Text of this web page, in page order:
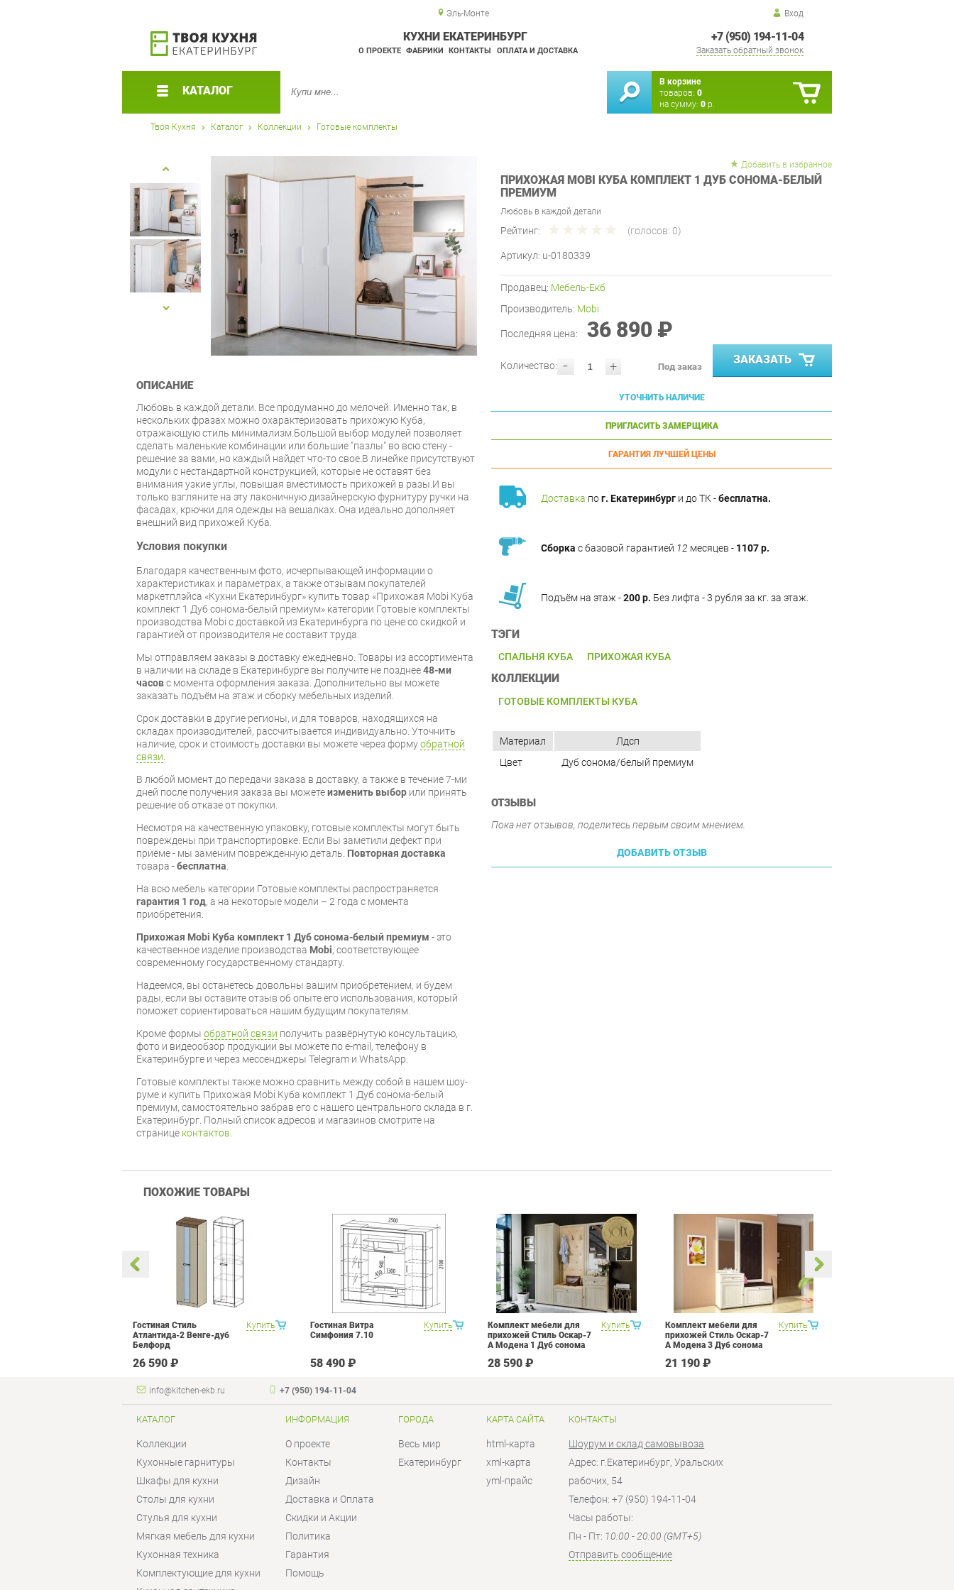
Эль-Монте Вход
+7 (950) 194-11-04
Заказать обратный звонок
КУХНИ ЕКАТЕРИНБУРГ
О ПРОЕКТЕ ФАБРИКИ КОНТАКТЫ ОПЛАТА И ДОСТАВКА
КАТАЛОГ
В корзине
товаров: 0
на сумму: 0 р.
Твоя Кухня Каталог Коллекции Готовые комплекты
Добавить в избранное
ПРИХОЖАЯ MOBI КУБА КОМПЛЕКТ 1 ДУБ СОНОМА-БЕЛЫЙ
ПРЕМИУМ
Любовь в каждой детали
Рейтинг: (голосов: 0)
Артикул: u-0180339
Продавец: Мебель-Екб
Производитель: Mobi
Последняя цена: 36 890 ₽
- +
Количество: Под заказ
ЗАКАЗАТЬ
УТОЧНИТЬ НАЛИЧИЕ
ПРИГЛАСИТЬ ЗАМЕРЩИКА
ГАРАНТИЯ ЛУЧШЕЙ ЦЕНЫ
Доставка пог. Екатеринбург и до ТК -бесплатна.
Сборка с базовой гарантией 12 месяцев - 1107 р.
Подъём на этаж -200 р. Без лифта - 3 рубля за кг. за этаж.
ТЭГИ
СПАЛЬНЯ КУБА ПРИХОЖАЯ КУБА
КОЛЛЕКЦИИ
ГОТОВЫЕ КОМПЛЕКТЫ КУБА
ОПИСАНИЕ
Любовь в каждой детали. Все продуманно до мелочей. Именно так, в
нескольких фразах можно охарактеризовать прихожую Куба,
отражающую стиль минимализм.Большой выбор модулей позволяет
сделать маленькие комбинации или большие "пазлы" во всю стену -
решение за вами, но каждый найдет что-то свое.В линейке присутствуют
модули с нестандартной конструкцией, которые не оставят без
внимания узкие углы, повышая вместимость прихожей в разы.И вы
только взгляните на эту лаконичную дизайнерскую фурнитуру ручки на
фасадах, крючки для одежды на вешалках. Она идеально дополняет
внешний вид прихожей Куба.
Условия покупки
Благодаря качественным фото, исчерпывающей информации о
характеристиках и параметрах, а также отзывам покупателей
маркетплэйса «Кухни Екатеринбург» купить товар «Прихожая Mobi Куба
комплект 1 Дуб сонома-белый премиум» категории Готовые комплекты
производства Mobi с доставкой из Екатеринбурга по цене со скидкой и
гарантией от производителя не составит труда.
Мы отправляем заказы в доставку ежедневно. Товары из ассортимента
в наличии на складе в Екатеринбурге вы получите не позднее48-ми
часовс момента оформления заказа. Дополнительно вы можете
заказать подъём на этаж и сборку мебельных изделий.
Срок доставки в другие регионы, и для товаров, находящихся на
складах производителей, рассчитывается индивидуально. Уточнить
наличие, срок и стоимость доставки вы можете через формуобратной
связи.
В любой момент до передачи заказа в доставку, а также в течение 7-ми
дней после получения заказа вы можетеизменить выбор или принять
решение об отказе от покупки.
Несмотря на качественную упаковку, готовые комплекты могут быть
повреждены при транспортировке. Если Вы заметили дефект при
приёме - мы заменим поврежденную деталь. Повторная доставка
товара -бесплатна.
На всю мебель категории Готовые комплекты распространяется
гарантия 1 год, а на некоторые модели – 2 года с момента
приобретения.
Прихожая Mobi Куба комплект 1 Дуб сонома-белый премиум - это
качественное изделие производства Mobi, соответствующее
современному государственному стандарту.
Надеемся, вы останетесь довольны вашим приобретением, и будем
рады, если вы оставите отзыв об опыте его использования, который
поможет сориентироваться нашим будущим покупателям.
Кроме формы обратной связи получить развёрнутую консультацию,
фото и видеообзор продукции вы можете по e-mail, телефону в
Екатеринбурге и через мессенджеры Telegram и WhatsApp.
Готовые комплекты также можно сравнить между собой в нашем шоу-
руме и купить Прихожая Mobi Куба комплект 1 Дуб сонома-белый
премиум, самостоятельно забрав его с нашего центрального склада в г.
Екатеринбург. Полный список адресов и магазинов смотрите на
странице контактов.
Материал
Лдсп
Цвет
Дуб сонома/белый премиум
ОТЗЫВЫ
Пока нет отзывов, поделитесь первым своим мнением.
ДОБАВИТЬ ОТЗЫВ
ПОХОЖИЕ ТОВАРЫ
Купить
Гостиная Стиль
Атлантида-2 Венге-дуб
Белфорд
26 590 ₽
Купить
Гостиная Витра
Симфония 7.10
58 490 ₽
Купить
Комплект мебели для
прихожей Стиль Оскар-7
А Модена 1 Дуб сонома
28 590 ₽
Купить
Комплект мебели для
прихожей Стиль Оскар-7
А Модена 3 Дуб сонома
21 190 ₽
info@kitchen-ekb.ru +7 (950) 194-11-04
КАТАЛОГ
Коллекции
Кухонные гарнитуры
Шкафы для кухни
Столы для кухни
Стулья для кухни
Мягкая мебель для кухни
Кухонная техника
Комплектующие для кухни
ИНФОРМАЦИЯ
О проекте
Контакты
Дизайн
Доставка и Оплата
Скидки и Акции
Политика
Гарантия
Помощь
ГОРОДА
Весь мир
Екатеринбург
КАРТА САЙТА
html-карта
xml-карта
yml-прайс
КОНТАКТЫ
Шоурум и склад самовывоза
Адрес: г.Екатеринбург, Уральских
рабочих, 54
Телефон: +7 (950) 194-11-04
Часы работы:
Пн - Пт: 10:00 - 20:00 (GMT+5)
Отправить сообщение